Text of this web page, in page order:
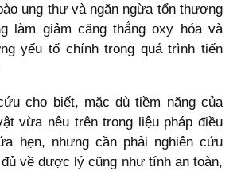
ung thư và ngăn ngừa tổn thương
làm giảm căng thẳng oxy hóa và
yếu tố chính trong quá trình tiến
cho biết, mặc dù tiềm năng của
vừa nêu trên trong liệu pháp điều
hẹn, nhưng cần phải nghiên cứu
về dược lý cũng như tính an toàn,